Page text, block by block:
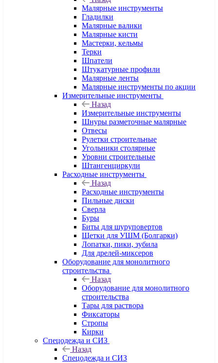
Малярные инструменты
Гладилки
Малярные валики
Малярные кисти
Мастерки, кельмы
Терки
Шпатели
Штукатурные профили
Малярные ленты
Малярные инструменты по акции
Измерительные инструменты
Назад
Измерительные инструменты
Шнуры разметочные малярные
Отвесы
Рулетки строительные
Угольники столярные
Уровни строительные
Штангенциркули
Расходные инструменты
Назад
Расходные инструменты
Пильные диски
Сверла
Буры
Биты для шуруповертов
Щетки для УШМ (Болгарки)
Лопатки, пики, зубила
Для дрелей-миксеров
Оборудование для монолитного
строительства
Назад
Оборудование для монолитного
строительства
Тары для раствора
Фиксаторы
Стропы
Кирки
Спецодежда и СИЗ
Назад
Спецодежда и СИЗ